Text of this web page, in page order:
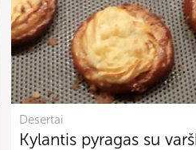
Desertai
Kylantis pyragas su